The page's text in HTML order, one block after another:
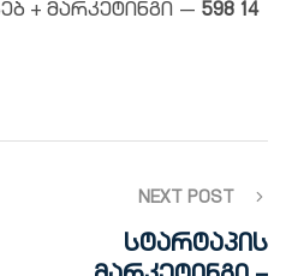
+ მარკეტინგი — 598 14
NEXT POST
სტარტაპის